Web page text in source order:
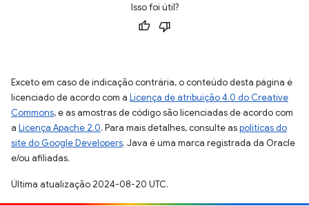
Isso foi útil?
Exceto em caso de indicação contrária, o conteúdo desta página é
licenciado de acordo com a Licença de atribuição 4.0 do Creative
Commons, e as amostras de código são licenciadas de acordo com
a Licença Apache 2.0. Para mais detalhes, consulte aspolíticas do
site do Google Developers. Java é uma marca registrada da Oracle
e/ou afiliadas.
Última atualização 2024-08-20 UTC.